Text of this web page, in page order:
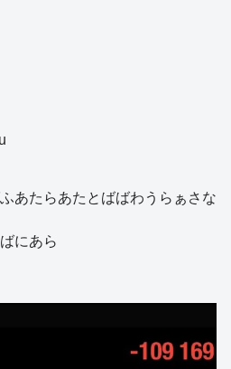
あたらあたとばばわうらぁさな
にあら